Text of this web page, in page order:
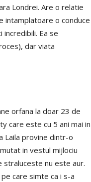
Londrei. Are o relatie
intamplatoare o conduce
Ea se
dar viata
orfana la doar 23 de
care este cu 5 ani mai in
Laila provine dintr-o
in vestul mijlociu
straluceste nu este aur.
care simte ca i s-a